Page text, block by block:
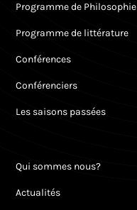
Programme de Philosophie
Programme de littérature
Conférences
Conférenciers
Les saisons passées
Qui sommes nous?
Actualités